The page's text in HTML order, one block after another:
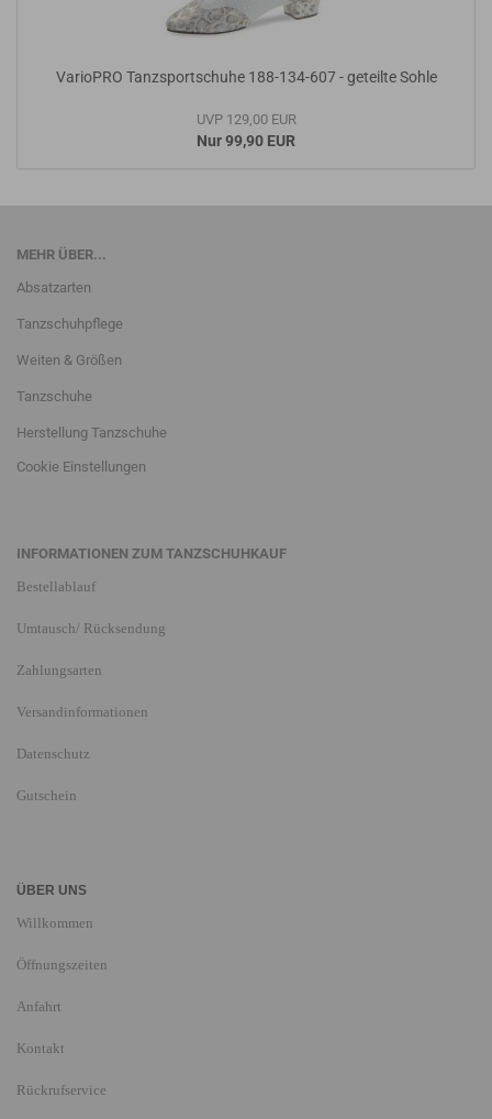
VarioPRO Tanzsportschuhe 188-134-607 - geteilte Sohle
UVP 129,00 EUR
Nur 99,90 EUR
MEHR ÜBER...
Absatzarten
Tanzschuhpflege
Weiten & Größen
Tanzschuhe
Herstellung Tanzschuhe
Cookie Einstellungen
INFORMATIONEN ZUM TANZSCHUHKAUF
Bestellablauf
Umtausch/ Rücksendung
Zahlungsarten
Versandinformationen
Datenschutz
Gutschein
ÜBER UNS
Willkommen
Öffnungszeiten
Anfahrt
Kontakt
Rückrufservice